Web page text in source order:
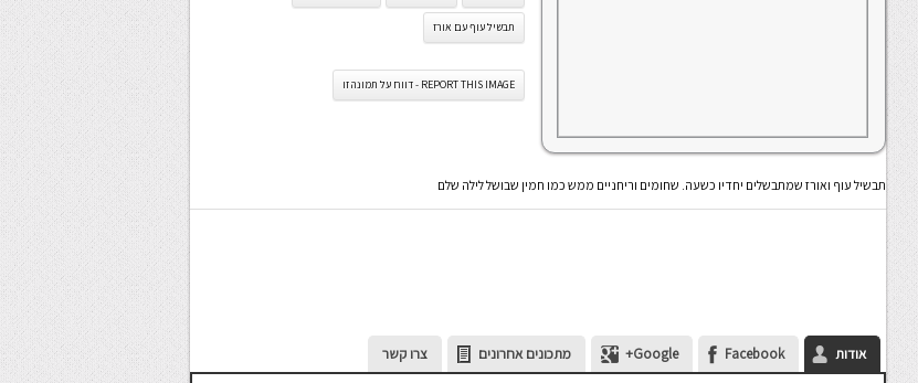
תבשיל עוף עם אורז
REPORT THIS IMAGE - דווח על תמונה זו
תבשיל עוף ואורז שמתבשלים יחדיו כשעה. שחומים וריחניים ממש כמו חמין שבושל לילה שלם
אודות Facebook
Google+ מתכונים אחרונים צרו קשר